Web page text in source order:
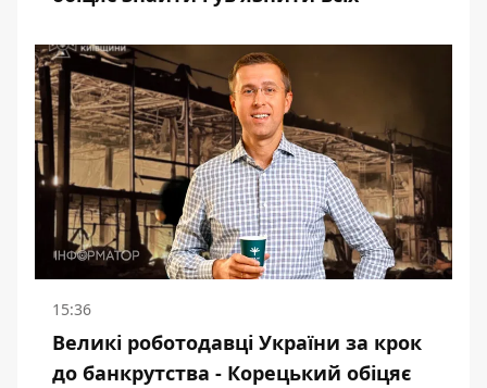
15:36
Великі роботодавці України за крок
до банкрутства - Корецький обіцяє